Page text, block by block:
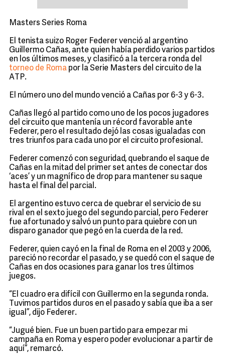
Masters Series Roma
El tenista suizo Roger Federer venció al argentino
Guillermo Cañas, ante quien había perdido varios partidos
en los últimos meses, y clasificó a la tercera ronda del
torneo de Roma por la Serie Masters del circuito de la
ATP.
El número uno del mundo venció a Cañas por 6-3 y 6-3.
Cañas llegó al partido como uno de los pocos jugadores
del circuito que mantenía un récord favorable ante
Federer, pero el resultado dejó las cosas igualadas con
tres triunfos para cada uno por el circuito profesional.
Federer comenzó con seguridad, quebrando el saque de
Cañas en la mitad del primer set antes de conectar dos
‘aces’ y un magnífico de drop para mantener su saque
hasta el final del parcial.
El argentino estuvo cerca de quebrar el servicio de su
rival en el sexto juego del segundo parcial, pero Federer
fue afortunado y salvó un punto para quiebre con un
disparo ganador que pegó en la cuerda de la red.
Federer, quien cayó en la final de Roma en el 2003 y 2006,
pareció no recordar el pasado, y se quedó con el saque de
Cañas en dos ocasiones para ganar los tres últimos
juegos.
“El cuadro era difícil con Guillermo en la segunda ronda.
Tuvimos partidos duros en el pasado y sabía que iba a ser
igual”, dijo Federer.
“Jugué bien. Fue un buen partido para empezar mi
campaña en Roma y espero poder evolucionar a partir de
aquí”, remarcó.